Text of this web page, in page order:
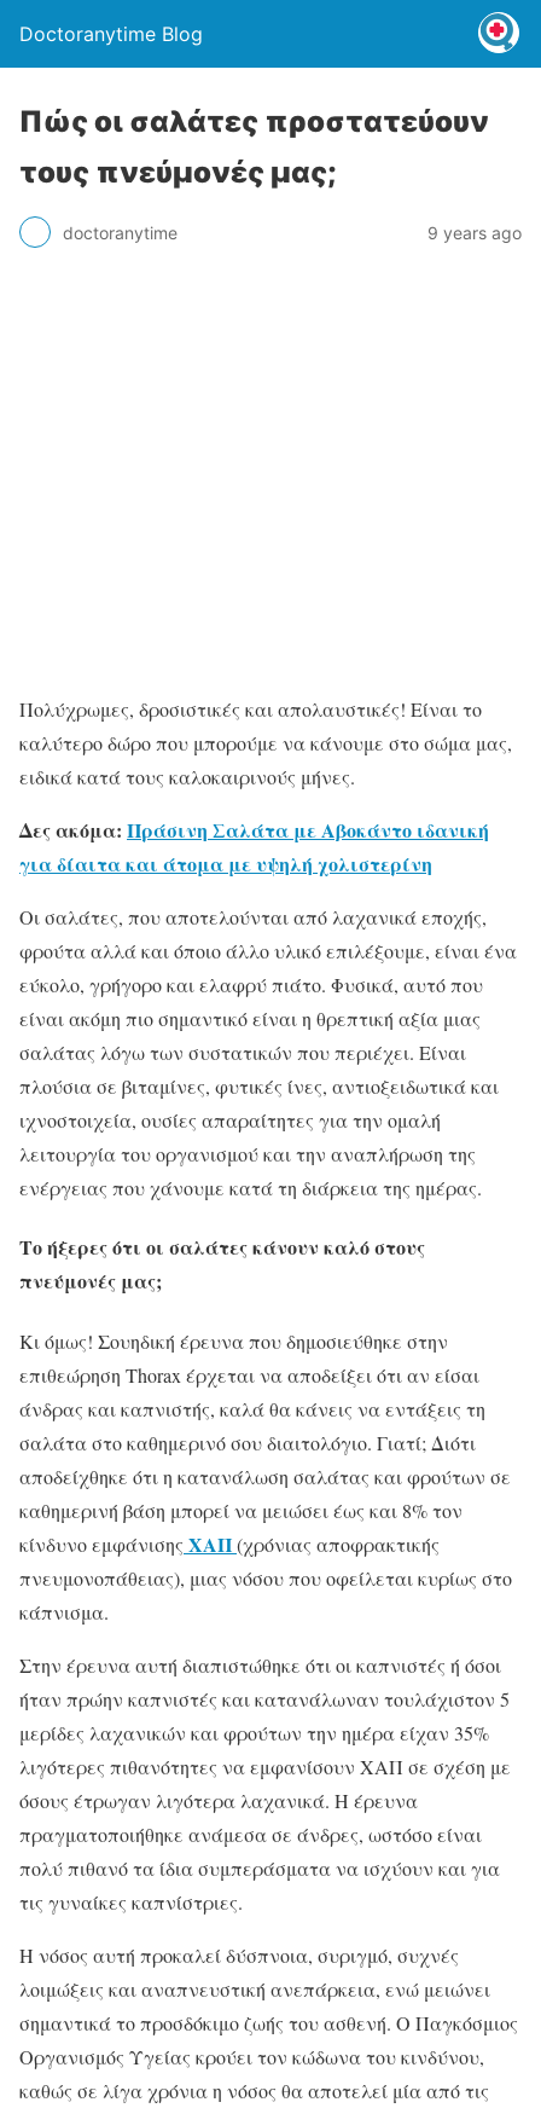
Doctoranytime Blog
Πώς οι σαλάτες προστατεύουν
τους πνεύμονές μας;
doctoranytime 9 years ago
Πολύχρωμες, δροσιστικές και απολαυστικές! Είναι το
καλύτερο δώρο που μπορούμε να κάνουμε στο σώμα μας,
ειδικά κατά τους καλοκαιρινούς μήνες.
Δες ακόμα: Πράσινη Σαλάτα με Αβοκάντο ιδανική
για δίαιτα και άτομα με υψηλή χολιστερίνη
Οι σαλάτες, που αποτελούνται από λαχανικά εποχής,
φρούτα αλλά και όποιο άλλο υλικό επιλέξουμε, είναι ένα
εύκολο, γρήγορο και ελαφρύ πιάτο. Φυσικά, αυτό που
είναι ακόμη πιο σημαντικό είναι η θρεπτική αξία μιας
σαλάτας λόγω των συστατικών που περιέχει. Είναι
πλούσια σε βιταμίνες, φυτικές ίνες, αντιοξειδωτικά και
ιχνοστοιχεία, ουσίες απαραίτητες για την ομαλή
λειτουργία του οργανισμού και την αναπλήρωση της
ενέργειας που χάνουμε κατά τη διάρκεια της ημέρας.
Το ήξερες ότι οι σαλάτες κάνουν καλό στους
πνεύμονές μας;
Κι όμως! Σουηδική έρευνα που δημοσιεύθηκε στην
επιθεώρηση Thorax έρχεται να αποδείξει ότι αν είσαι
άνδρας και καπνιστής, καλά θα κάνεις να εντάξεις τη
σαλάτα στο καθημερινό σου διαιτολόγιο. Γιατί; Διότι
αποδείχθηκε ότι η κατανάλωση σαλάτας και φρούτων σε
καθημερινή βάση μπορεί να μειώσει έως και 8% τον
κίνδυνο εμφάνισης ΧΑΠ(χρόνιας αποφρακτικής
πνευμονοπάθειας), μιας νόσου που οφείλεται κυρίως στο
κάπνισμα.
Στην έρευνα αυτή διαπιστώθηκε ότι οι καπνιστές ή όσοι
ήταν πρώην καπνιστές και κατανάλωναν τουλάχιστον 5
μερίδες λαχανικών και φρούτων την ημέρα είχαν 35%
λιγότερες πιθανότητες να εμφανίσουν ΧΑΠ σε σχέση με
όσους έτρωγαν λιγότερα λαχανικά. Η έρευνα
πραγματοποιήθηκε ανάμεσα σε άνδρες, ωστόσο είναι
πολύ πιθανό τα ίδια συμπεράσματα να ισχύουν και για
τις γυναίκες καπνίστριες.
Η νόσος αυτή προκαλεί δύσπνοια, συριγμό, συχνές
λοιμώξεις και αναπνευστική ανεπάρκεια, ενώ μειώνει
σημαντικά το προσδόκιμο ζωής του ασθενή. Ο Παγκόσμιος
Οργανισμός Υγείας κρούει τον κώδωνα του κινδύνου,
καθώς σε λίγα χρόνια η νόσος θα αποτελεί μία από τις